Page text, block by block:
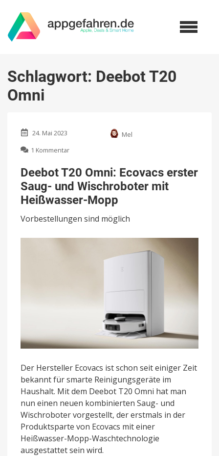
Schlagwort: Deebot T20
Omni
24. Mai 2023
Mel
1 Kommentar
T20
Omni:
Ecovacs
erster
Saug-
und
Wischroboter
Deebot T20 Omni: Ecovacs erster
Saug- und Wischroboter mit
Heißwasser-Mopp
Vorbestellungen sind möglich
Der Hersteller Ecovacs ist schon seit einiger Zeit
bekannt für smarte Reinigungsgeräte im
Haushalt. Mit dem Deebot T20 Omni hat man
nun einen neuen kombinierten Saug- und
Wischroboter vorgestellt, der erstmals in der
Produktsparte von Ecovacs mit einer
Heißwasser-Mopp-Waschtechnologie
ausgestattet sein wird.